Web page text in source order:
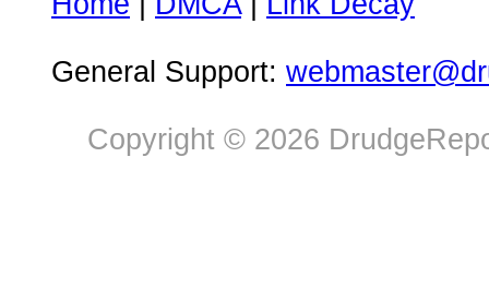
General Support:
Copyright © 2026